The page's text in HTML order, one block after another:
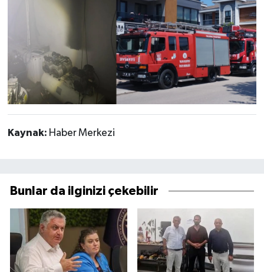
Kaynak: Haber Merkezi
Bunlar da ilginizi çekebilir